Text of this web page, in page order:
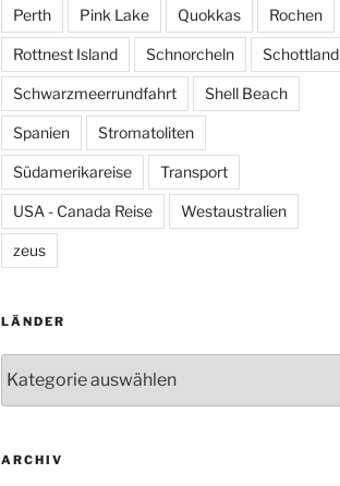
Perth Pink Lake Quokkas Rochen
Rottnest Island Schnorcheln Schottland
Schwarzmeerrundfahrt Shell Beach
Spanien Stromatoliten
Südamerikareise Transport
USA - Canada Reise Westaustralien
zeus
LÄNDER
ARCHIV